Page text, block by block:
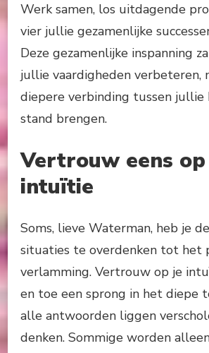
Werk samen, los uitdagende
vier jullie gezamenlijke
Deze gezamenlijke inspanning
jullie vaardigheden verbeteren,
diepere verbinding tussen
stand brengen.
Vertrouw eens
intuïtie
Soms, lieve Waterman, heb je
situaties te overdenken tot het
verlamming. Vertrouw op je
en toe een sprong in het diepe
alle antwoorden liggen
denken. Sommige worden